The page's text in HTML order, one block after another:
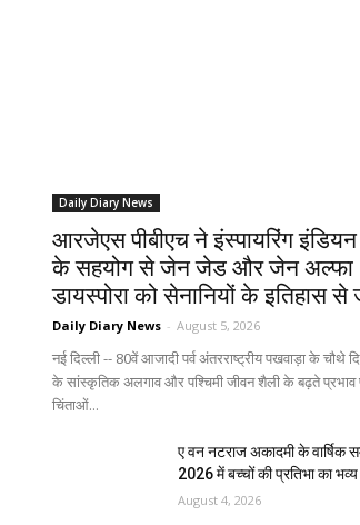
Daily Diary News
आरजेएस पीबीएच ने इंस्पायरिंग
के सहयोग से जेन जेड और जेन अल्फा
डायस्पोरा को सेनानियों के इतिहास से
Daily Diary News - August 5, 2026
नई दिल्ली -- 80वें आजादी पर्व अंतरराष्ट्रीय पखवाड़ा के चौथे
के सांस्कृतिक अलगाव और पश्चिमी जीवन शैली के बढ़ते प्रभाव
चिंताओं...
ए वन नटराज अकादमी के वार्षिक
2026 में बच्चों की प्रतिभा का
August 4, 2026